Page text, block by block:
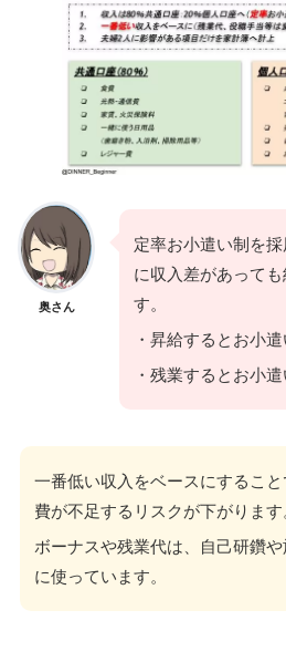
奥さん
定率お小遣い制を
に収入差があって
す。
・昇給するとお小
・残業するとお小
一番低い収入をベースにするこ
費が不足するリスクが下がります
ボーナスや残業代は、自己研鑽
に使っています。